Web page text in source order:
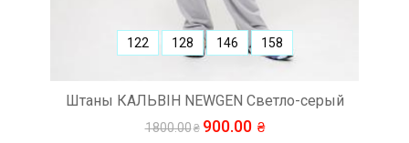
Штаны КАЛЬВІН NEWGEN Светло-серый
1800.00 900.00
122 128 146 158